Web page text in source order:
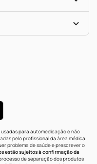
para automedicação e não
pelo profissional da área médica.
problema de saúde e prescrever o
estão sujeitos à confirmação da
de separação dos produtos